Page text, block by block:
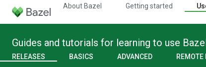
About Bazel Getting started
Guides and tutorials for learning to use
RELEASES BASICS ADVANCED REMOTE